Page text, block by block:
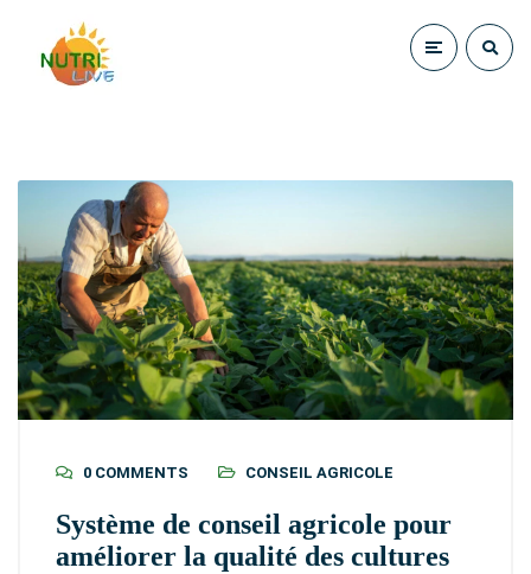
0 COMMENTS CONSEIL AGRICOLE
Système de conseil agricole pour
améliorer la qualité des cultures